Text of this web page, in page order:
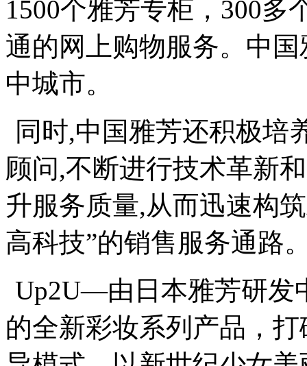
1500个雅芳专柜，300多
通的网上购物服务。中
中城市。
同时,中国雅芳还积极培
顾问,不断进行技术革新
升服务质量,从而迅速构
高科技”的销售服务通路
Up2U—由日本雅芳研发
的全新彩妆系列产品，